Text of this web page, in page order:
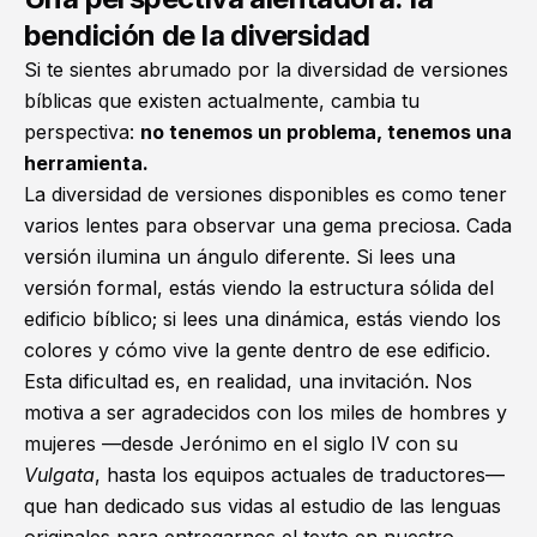
bendición de la diversidad
Si te sientes abrumado por la diversidad de versiones
bíblicas que existen actualmente, cambia tu
perspectiva: no tenemos un problema, tenemos una
herramienta.
La diversidad de versiones disponibles es como tener
varios lentes para observar una gema preciosa. Cada
versión ilumina un ángulo diferente. Si lees una
versión formal, estás viendo la estructura sólida del
edificio bíblico; si lees una dinámica, estás viendo los
colores y cómo vive la gente dentro de ese edificio.
Esta dificultad es, en realidad, una invitación. Nos
motiva a ser agradecidos con los miles de hombres y
mujeres —desde Jerónimo en el siglo IV con su
Vulgata, hasta los equipos actuales de traductores—
que han dedicado sus vidas al estudio de las lenguas